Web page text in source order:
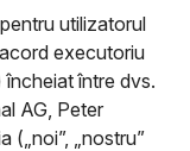
utilizatorul
executoriu
între dvs.
AG, Peter
(„noi”, „nostru”